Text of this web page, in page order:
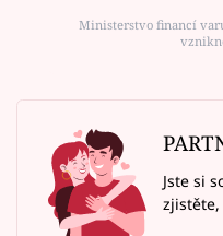
Ministerstvo financí
Jste si